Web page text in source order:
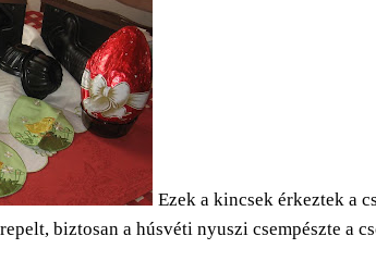
Ezek a kincsek érkeztek a
biztosan a húsvéti nyuszi csempészte a